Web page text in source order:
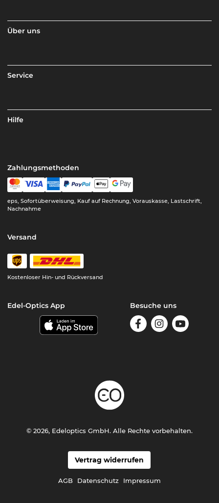
Über uns
Service
Hilfe
Zahlungsmethoden
eps, Sofortüberweisung, Kauf auf Rechnung, Vorauskasse, Lastschrift,
Nachnahme
Versand
Kostenloser Hin- und Rückversand
Edel-Optics App Besuche uns
Vertrag widerrufen
AGB Datenschutz Impressum
© 2026, Edeloptics GmbH. Alle Rechte vorbehalten.